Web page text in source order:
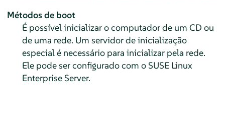
Métodos de boot
É possível inicializar o computador de um CD ou
de uma rede. Um servidor de inicialização
especial é necessário para inicializar pela rede.
Ele pode ser configurado com o SUSE Linux
Enterprise Server.